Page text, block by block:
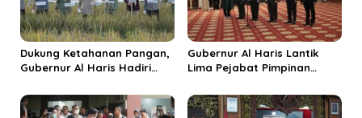
Dukung Ketahanan Pangan,
Gubernur Al Haris Hadiri
Kabupaten Tanjungjabung
Timur
Gubernur Al Haris Lantik
Lima Pejabat Pimpinan
Penguatan Kinerja dan
Integritas